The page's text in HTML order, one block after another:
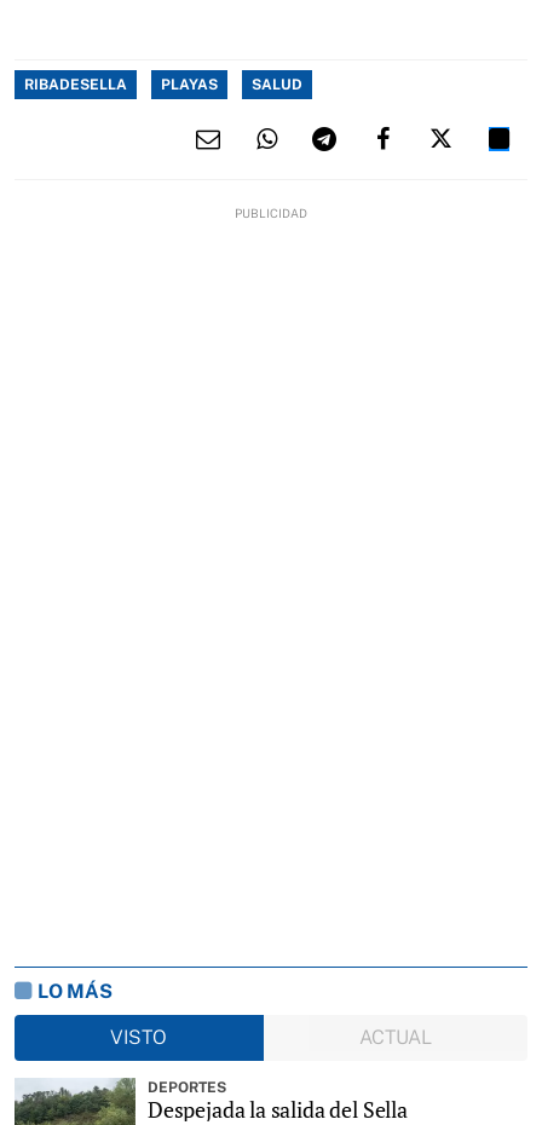
RIBADESELLA PLAYAS SALUD
LO MÁS
VISTO
ACTUAL
DEPORTES
Despejada la salida del Sella